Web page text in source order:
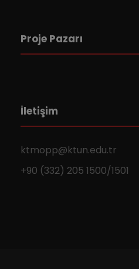
Proje Pazarı
İletişim
ktmopp@ktun.edu.tr
+90 (332) 205 1500/1501